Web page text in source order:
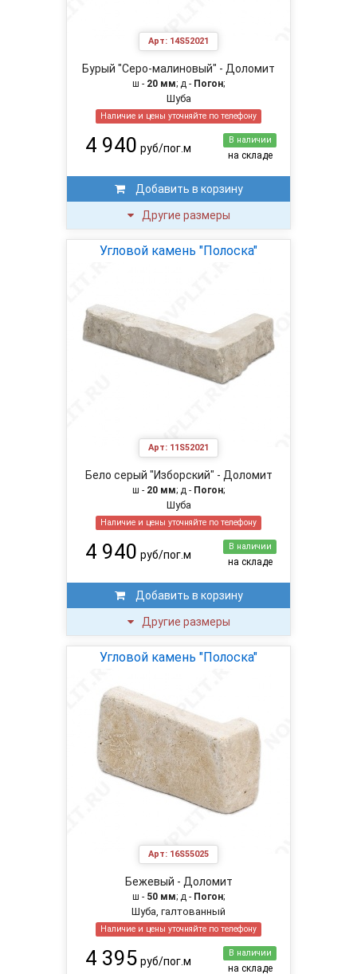
Арт: 14S52021
Бурый "Серо-малиновый" - Доломит
ш - 20 мм; д - Погон;
Шуба
Наличие и цены уточняйте по телефону
4 940 руб/пог.м
В наличии
на складе
Добавить в корзину
Другие размеры
Арт: 11S52021
Угловой камень "Полоска"
Бело серый "Изборский" - Доломит
ш - 20 мм; д - Погон;
Шуба
Наличие и цены уточняйте по телефону
4 940 руб/пог.м
В наличии
на складе
Добавить в корзину
Другие размеры
Арт: 16S55025
Угловой камень "Полоска"
Бежевый - Доломит
ш - 50 мм; д - Погон;
Шуба, галтованный
Наличие и цены уточняйте по телефону
4 395 руб/пог.м
В наличии
на складе